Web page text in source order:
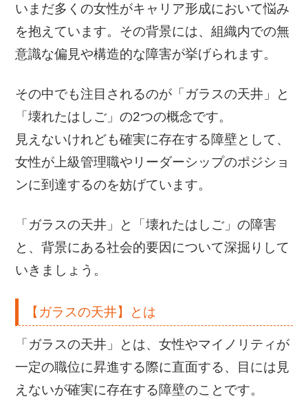
いまだ多くの女性がキャリア形成において悩み
を抱えています。その背景には、組織内での無
意識な偏見や構造的な障害が挙げられます。
その中でも注目されるのが「ガラスの天井」と
「壊れたはしご」の2つの概念です。
見えないけれども確実に存在する障壁として、
女性が上級管理職やリーダーシップのポジショ
ンに到達するのを妨げています。
「ガラスの天井」と「壊れたはしご」の障害
と、背景にある社会的要因について深掘りして
いきましょう。
【ガラスの天井】とは
「ガラスの天井」とは、女性やマイノリティが
一定の職位に昇進する際に直面する、目には見
えないが確実に存在する障壁のことです。